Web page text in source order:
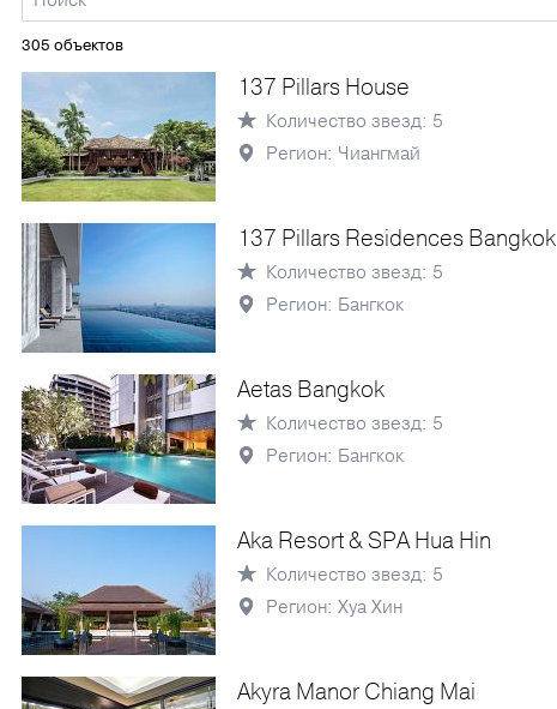
305 объектов
137 Pillars House
Количество звезд: 5
Регион: Чиангмай
137 Pillars Residences Bangkok
Количество звезд: 5
Регион: Бангкок
Aetas Bangkok
Количество звезд: 5
Регион: Бангкок
Aka Resort & SPA Hua Hin
Количество звезд: 5
Регион: Хуа Хин
Akyra Manor Chiang Mai